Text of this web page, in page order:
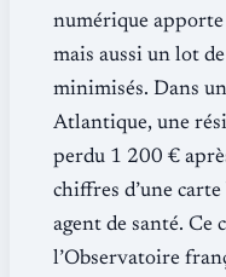
numérique
mais aussi un lot
minimisés. Dans
Atlantique, une
perdu 1 200 €
chiffres d’une
agent de santé. Ce
l’Observatoire